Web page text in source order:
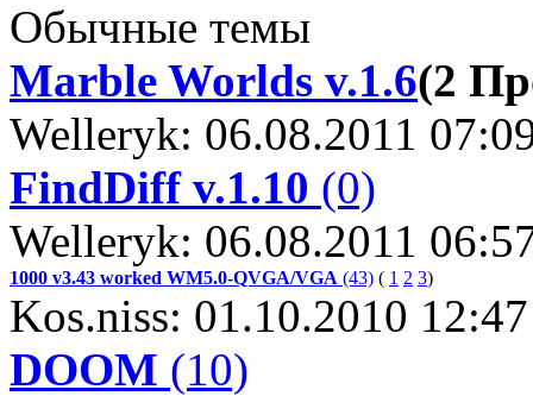
Обычные темы
Мarble Worlds v.1.6(2
Welleryk: 06.08.2011
FindDiff v.1.10 (0)
Welleryk: 06.08.2011
1000 v3.43 worked WM5.0-QVGA/VGA (43) ( 1 2 3)
Kos.niss: 01.10.2010 12:47
DOOM (10)